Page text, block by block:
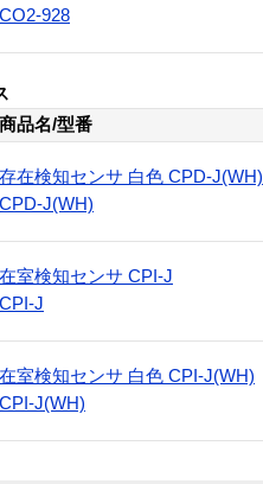
CO2-928
商品名/型番
存在検知センサ 白色 CPD-J(WH)
CPD-J(WH)
在室検知センサ CPI-J
CPI-J
在室検知センサ 白色 CPI-J(WH)
CPI-J(WH)